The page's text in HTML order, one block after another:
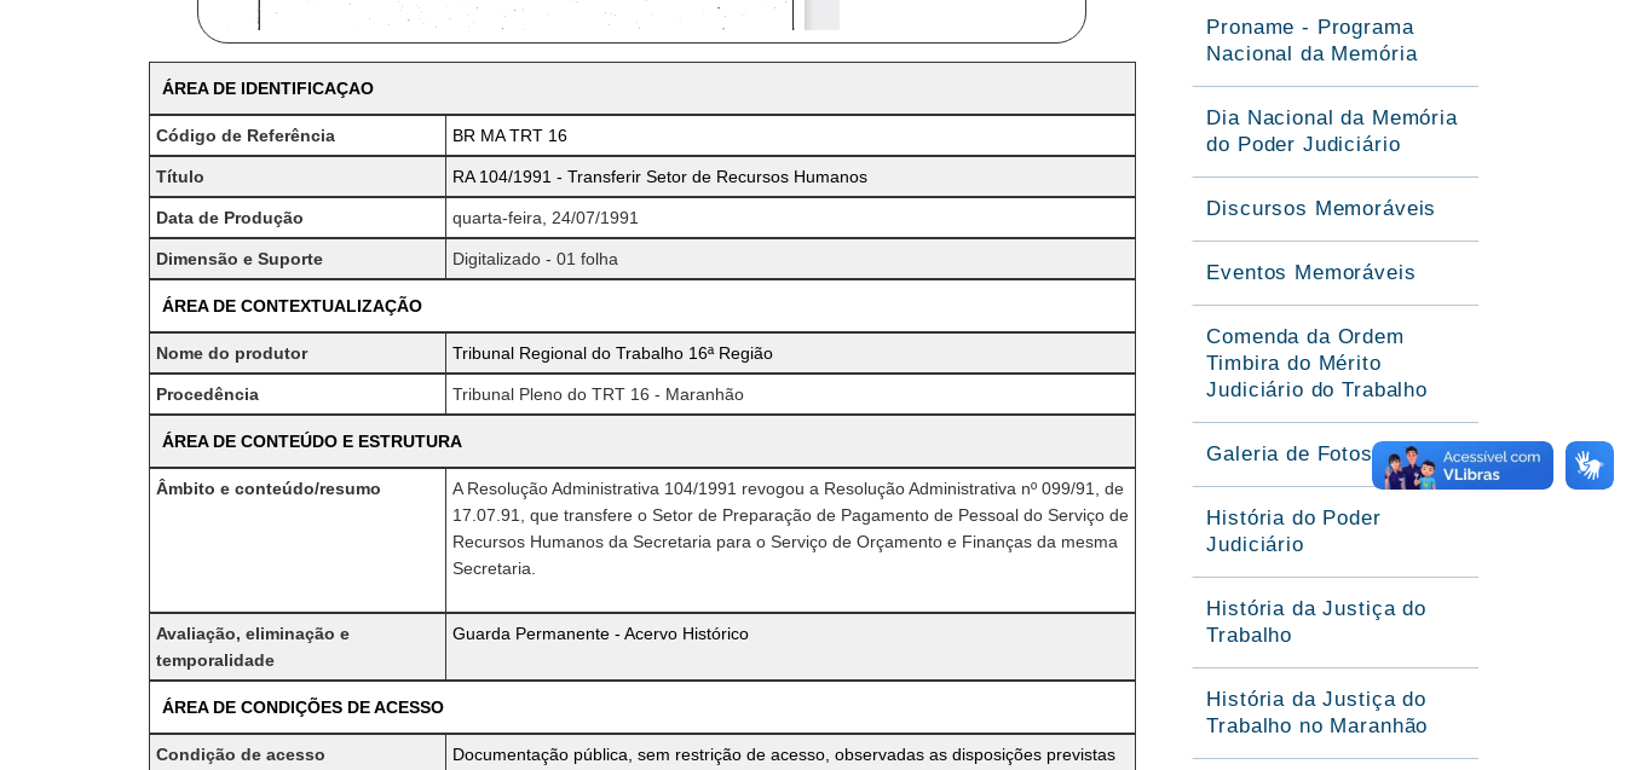
ÁREA DE IDENTIFICAÇAO
Código de Referência BR MA TRT 16
Título RA 104/1991 - Transferir Setor de Recursos Humanos
Data de Produção quarta-feira, 24/07/1991
Dimensão e Suporte Digitalizado - 01 folha
ÁREA DE CONTEXTUALIZAÇÃO
Nome do produtor Tribunal Regional do Trabalho 16ª Região
Procedência Tribunal Pleno do TRT 16 - Maranhão
ÁREA DE CONTEÚDO E ESTRUTURA
Âmbito e conteúdo/resumo
A Resolução Administrativa 104/1991 revogou a Resolução Administrativa nº 099/91, de
17.07.91, que transfere o Setor de Preparação de Pagamento de Pessoal do Serviço de
Recursos Humanos da Secretaria para o Serviço de Orçamento e Finanças da mesma
Secretaria.
Avaliação, eliminação e
temporalidade
Guarda Permanente - Acervo Histórico
ÁREA DE CONDIÇÕES DE ACESSO
Condição de acesso
Documentação pública, sem restrição de acesso, observadas as disposições previstas
Proname - Programa
Nacional da Memória
Dia Nacional da Memória
do Poder Judiciário
Discursos Memoráveis
Eventos Memoráveis
Comenda da Ordem
Timbira do Mérito
Judiciário do Trabalho
Galeria de Fotos
História do Poder
Judiciário
História da Justiça do
Trabalho
História da Justiça do
Trabalho no Maranhão